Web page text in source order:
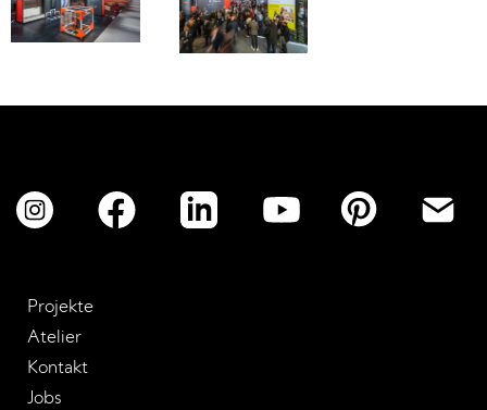
Projekte
Atelier
Kontakt
Jobs